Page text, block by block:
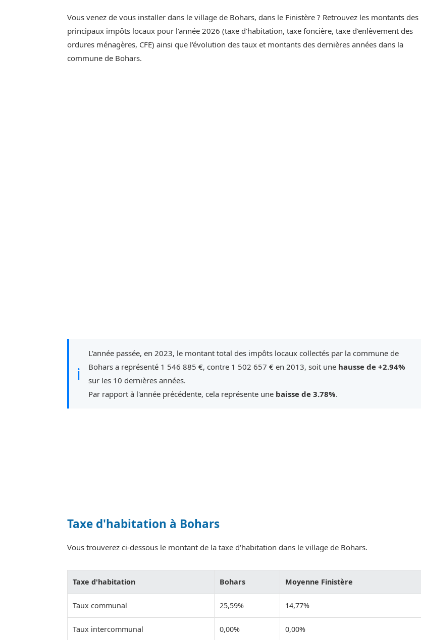
Vous venez de vous installer dans le village de Bohars, dans le Finistère ? Retrouvez les montants des
principaux impôts locaux pour l'année 2026 (taxe d'habitation, taxe foncière, taxe d'enlèvement des
ordures ménagères, CFE) ainsi que l'évolution des taux et montants des dernières années dans la
commune de Bohars.
ℹ
L'année passée, en 2023, le montant total des impôts locaux collectés par la commune de
Bohars a représenté 1 546 885 €, contre 1 502 657 € en 2013, soit une hausse de +2.94%
sur les 10 dernières années.
Par rapport à l'année précédente, cela représente une baisse de 3.78%.
Taxe d'habitation à Bohars
Vous trouverez ci-dessous le montant de la taxe d'habitation dans le village de Bohars.
Taxe d'habitation Bohars Moyenne Finistère
Taux communal 25,59% 14,77%
Taux intercommunal 0,00% 0,00%